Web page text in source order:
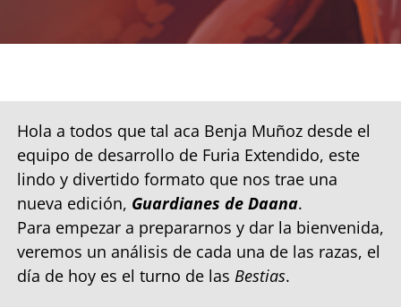
Hola a todos que tal aca Benja Muñoz desde el
equipo de desarrollo de Furia Extendido, este
lindo y divertido formato que nos trae una
nueva edición, Guardianes de Daana.
Para empezar a prepararnos y dar la bienvenida,
veremos un análisis de cada una de las razas, el
día de hoy es el turno de las Bestias.